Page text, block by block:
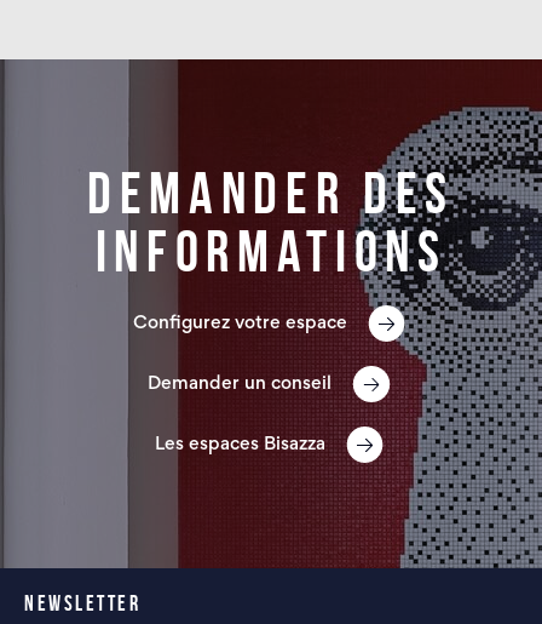
Demander des
informations
Configurez votre espace
Demander un conseil
Les espaces Bisazza
NEWSLETTER